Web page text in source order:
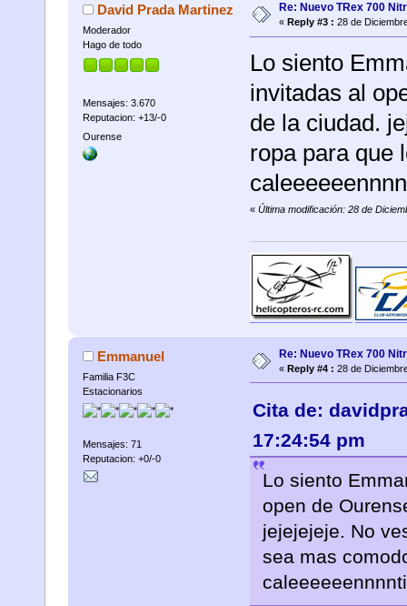
David Prada Martinez
Moderador
Hago de todo
Mensajes: 3.670
Reputacion: +13/-0
Ourense
Re: Nuevo TRex 700
« Reply #3 : 28 de
Lo siento
invitadas al
de la ciudad.
ropa para que
« Última modificación: 28 de
Emmanuel
Familia F3C
Estacionarios
Mensajes: 71
Reputacion: +0/-0
Re: Nuevo TRex 700
« Reply #4 : 28 de
Cita de:
17:24:54 pm
Lo siento
open de
jejejejeje. No
sea mas